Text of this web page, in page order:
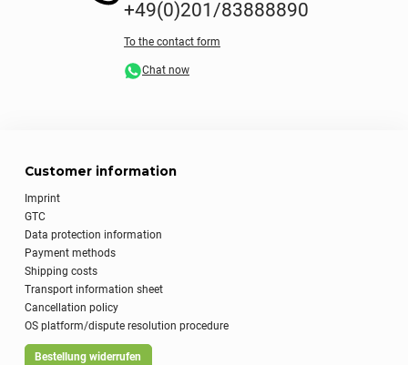
+49(0)201/83888890
To the contact form
Chat now
Customer information
Imprint
GTC
Data protection information
Payment methods
Shipping costs
Transport information sheet
Cancellation policy
OS platform/dispute resolution procedure
Bestellung widerrufen